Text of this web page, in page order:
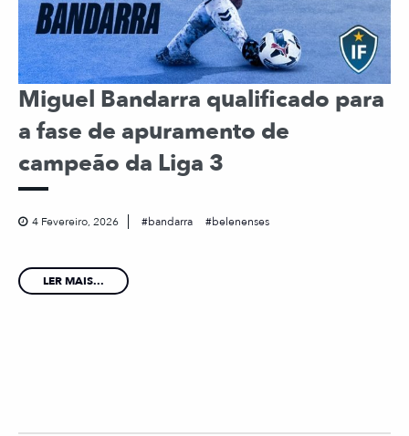
Miguel Bandarra qualificado para
a fase de apuramento de
campeão da Liga 3
4 Fevereiro, 2026 bandarra belenenses
LER MAIS...